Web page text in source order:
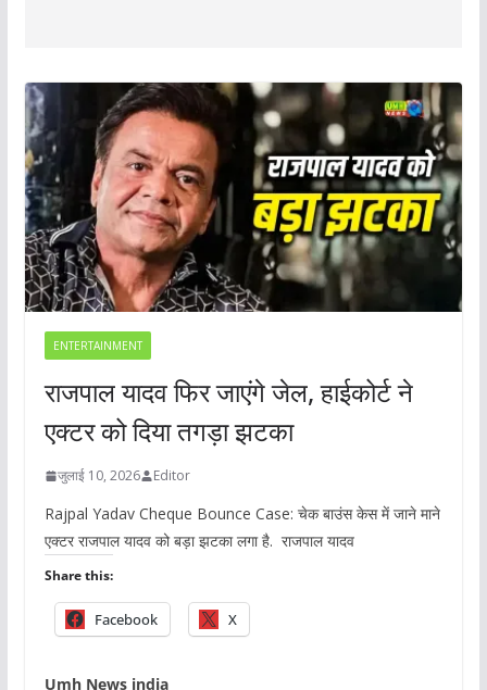
ENTERTAINMENT
राजपाल यादव फिर जाएंगे जेल, हाईकोर्ट ने
एक्टर को दिया तगड़ा झटका
जुलाई 10, 2026 Editor
Rajpal Yadav Cheque Bounce Case: चेक बाउंस केस में जाने माने
एक्टर राजपाल यादव को बड़ा झटका लगा है. राजपाल यादव
Share this:
Facebook X
Umh News india